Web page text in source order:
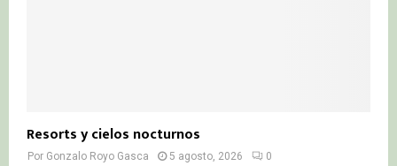
Resorts y cielos nocturnos
Por Gonzalo Royo Gasca 5 agosto, 2026 0